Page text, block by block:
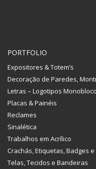
PORTFOLIO
Expositores & Totem’s
Decoração de Paredes,
Letras – Logotipos Monobloco
Placas & Painéis
Reclames
Sinalética
Trabalhos em Acrílico
Crachás, Etiquetas, Badges e
Telas, Tecidos e Bandeiras